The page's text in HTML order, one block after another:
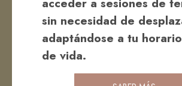
sin necesidad de
adaptándose a tu
de vida.